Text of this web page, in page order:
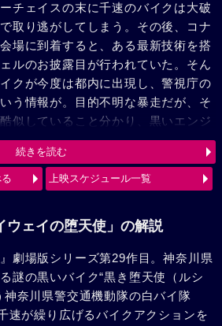
チェイスの末に千速のバイクは大破
取り逃がしてしまう。その後、コナ
場に到着すると、ある最新技術を搭
ルのお披露目が行われていた。そん
クが今度は都内に出現し、警視庁の
う情報が。目的不明な暴走だが、そ
似していること分かり、黒いエンジ
、追跡を続ける。弟の萩原研二（声:
・松田陣平（声:神奈延年）との記憶
の女神（エンジェル）VS 黒き堕天
続きを読む
上映スケジュール一覧
ウェイの堕天使」の解説
劇場版シリーズ第29作目。神奈川県
謎の黒いバイク“黒き堕天使（ルシ
神奈川県警交通機動隊の白バイ隊
速が繰り広げるバイクアクションを